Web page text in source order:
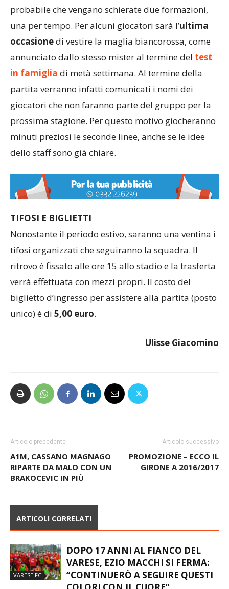
probabile che vengano schierate due formazioni,
una per tempo. Per alcuni giocatori sarà l’ultima
occasionedi vestire la maglia biancorossa, come
annunciato dallo stesso mister al termine del test
in famiglia di metà settimana. Al termine della
partita verranno infatti comunicati i nomi dei
giocatori che non faranno parte del gruppo per la
prossima stagione. Per questo motivo giocheranno
minuti preziosi le seconde linee, anche se le idee
dello staff sono già chiare.
TIFOSI E BIGLIETTI
Nonostante il periodo estivo, saranno una ventina i
tifosi organizzati che seguiranno la squadra. Il
ritrovo è fissato alle ore 15 allo stadio e la trasferta
verrà effettuata con mezzi propri. Il costo del
biglietto d’ingresso per assistere alla partita (posto
unico) è di 5,00 euro.
Ulisse Giacomino
Articolo precedente
A1M, CASSANO MAGNAGO
RIPARTE DA MALO CON UN
BRAKOCEVIC IN PIÙ
Articolo successivo
PROMOZIONE – ECCO IL
GIRONE A 2016/2017
ARTICOLI CORRELATI
VARESE FC
DOPO 17 ANNI AL FIANCO DEL
VARESE, EZIO MACCHI SI FERMA:
“CONTINUERÒ A SEGUIRE QUESTI